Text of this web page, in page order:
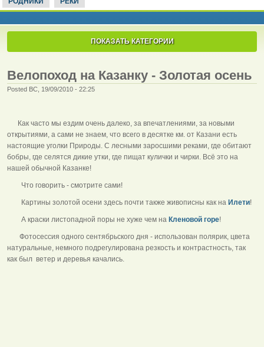
ПОКАЗАТЬ КАТЕГОРИИ
Велопоход на Казанку - Золотая осень
Posted ВС, 19/09/2010 - 22:25
Как часто мы ездим очень далеко, за впечатлениями, за новыми
открытиями, а сами не знаем, что всего в десятке км. от Казани есть
настоящие уголки Природы. С лесными заросшими реками, где обитают
бобры, где селятся дикие утки, где пищат кулички и чирки. Всё это на
нашей обычной Казанке!
Что говорить - смотрите сами!
Картины золотой осени здесь почти также живописны как на Илети!
А краски листопадной поры не хуже чем на Кленовой горе!
Фотосессия одного сентябрьского дня - использован полярик, цвета
натуральные, немного подрегулирована резкость и контрастность, так
как был ветер и деревья качались.